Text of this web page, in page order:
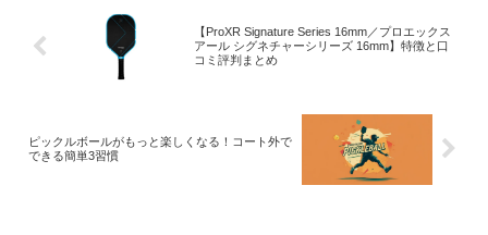
【ProXR Signature Series 16mm／プロエックス
アール シグネチャーシリーズ 16mm】特徴と口
コミ評判まとめ
ピックルボールがもっと楽しくなる！コート外で
できる簡単3習慣